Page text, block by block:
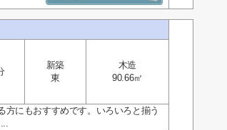
新築
東
木造
90.66㎡
にもおすすめです。いろいろと揃う